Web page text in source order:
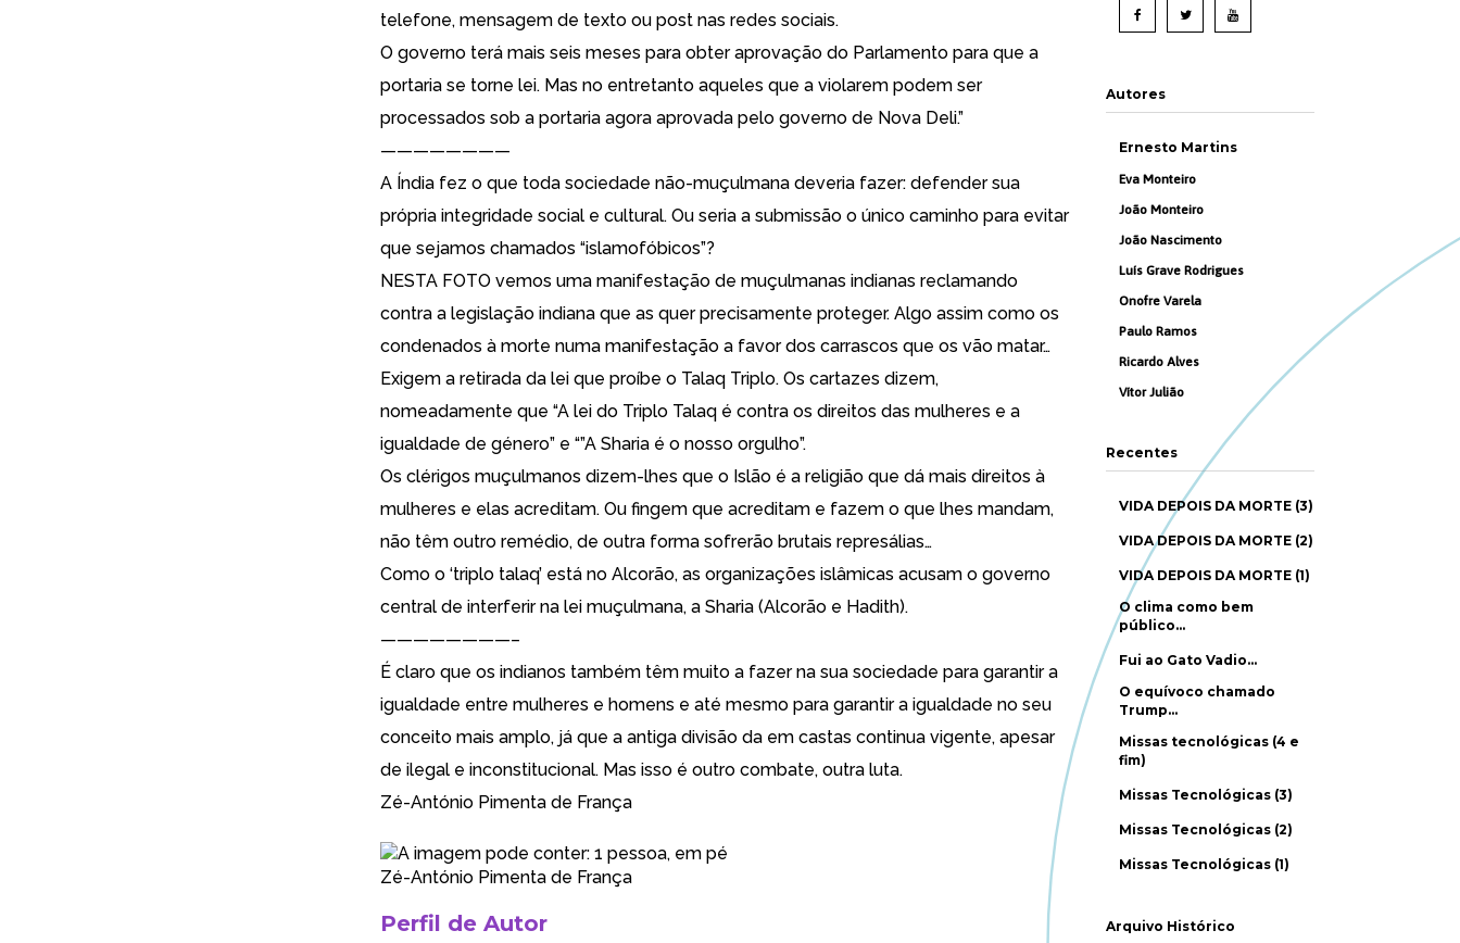
telefone, mensagem de texto ou post nas redes sociais.
O governo terá mais seis meses para obter aprovação do Parlamento para que a
portaria se torne lei. Mas no entretanto aqueles que a violarem podem ser
processados ​​sob a portaria agora aprovada pelo governo de Nova Deli.”
————————
A Índia fez o que toda sociedade não-muçulmana deveria fazer: defender sua
própria integridade social e cultural. Ou seria a submissão o único caminho para evitar
que sejamos chamados “islamofóbicos”?
NESTA FOTO vemos uma manifestação de muçulmanas indianas reclamando
contra a legislação indiana que as quer precisamente proteger. Algo assim como os
condenados à morte numa manifestação a favor dos carrascos que os vão matar…
Exigem a retirada da lei que proíbe o Talaq Triplo. Os cartazes dizem,
nomeadamente que “A lei do Triplo Talaq é contra os direitos das mulheres e a
igualdade de género” e “”A Sharia é o nosso orgulho”.
Os clérigos muçulmanos dizem-lhes que o Islão é a religião que dá mais direitos à
mulheres e elas acreditam. Ou fingem que acreditam e fazem o que lhes mandam,
não têm outro remédio, de outra forma sofrerão brutais represálias…
Como o ‘triplo talaq’ está no Alcorão, as organizações islâmicas acusam o governo
central de interferir na lei muçulmana, a Sharia (Alcorão e Hadith).
————————–
É claro que os indianos também têm muito a fazer na sua sociedade para garantir a
igualdade entre mulheres e homens e até mesmo para garantir a igualdade no seu
conceito mais amplo, já que a antiga divisão da em castas continua vigente, apesar
de ilegal e inconstitucional. Mas isso é outro combate, outra luta.
Zé-António Pimenta de França
Zé-António Pimenta de França
Perfil de Autor
Autores
Ernesto Martins
Eva Monteiro
João Monteiro
João Nascimento
Luís Grave Rodrigues
Onofre Varela
Paulo Ramos
Ricardo Alves
Vítor Julião
Recentes
VIDA DEPOIS DA MORTE (3)
VIDA DEPOIS DA MORTE (2)
VIDA DEPOIS DA MORTE (1)
O clima como bem
público…
Fui ao Gato Vadio…
O equívoco chamado
Trump…
Missas tecnológicas (4 e
fim)
Missas Tecnológicas (3)
Missas Tecnológicas (2)
Missas Tecnológicas (1)
Arquivo Histórico